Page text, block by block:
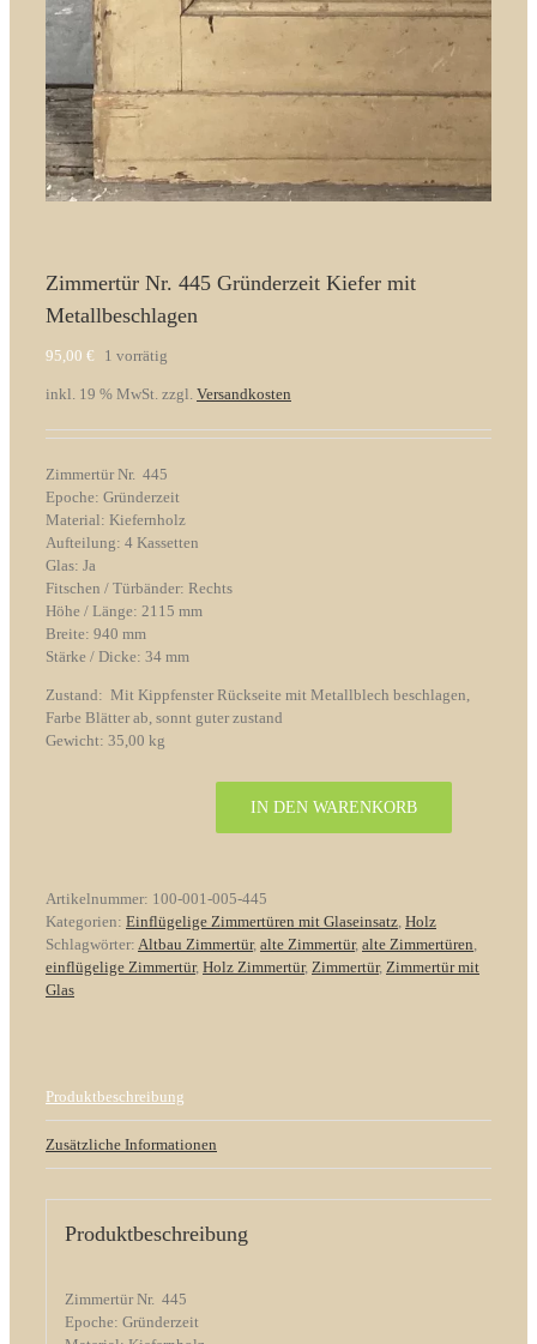
Zimmertür Nr. 445 Gründerzeit Kiefer mit
Metallbeschlagen
95,00 € 1 vorrätig
inkl. 19 % MwSt. zzgl. Versandkosten
Zimmertür Nr. 445
Epoche: Gründerzeit
Material: Kiefernholz
Aufteilung: 4 Kassetten
Glas: Ja
Fitschen / Türbänder: Rechts
Höhe / Länge: 2115 mm
Breite: 940 mm
Stärke / Dicke: 34 mm
Zustand: Mit Kippfenster Rückseite mit Metallblech beschlagen,
Farbe Blätter ab, sonnt guter zustand
Gewicht: 35,00 kg
Kiefer
mit
Metallbeschlagen
Menge
IN DEN WARENKORB
Artikelnummer: 100-001-005-445
Kategorien: Einflügelige Zimmertüren mit Glaseinsatz, Holz
Schlagwörter: Altbau Zimmertür, alte Zimmertür, alte Zimmertüren,
einflügelige Zimmertür, Holz Zimmertür, Zimmertür, Zimmertür mit
Glas
Produktbeschreibung
Zusätzliche Informationen
Produktbeschreibung
Zimmertür Nr. 445
Epoche: Gründerzeit